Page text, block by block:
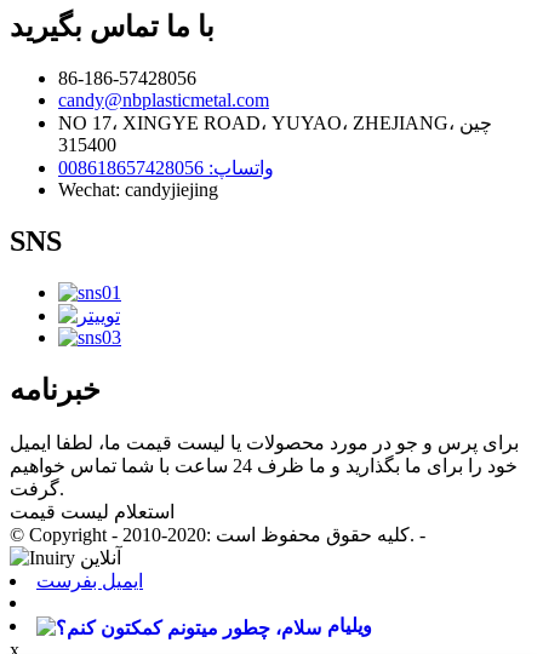
با ما تماس بگیرید
86-186-57428056
candy@nbplasticmetal.com
NO 17، XINGYE ROAD، YUYAO، ZHEJIANG، چین
315400
واتساپ: 008618657428056
Wechat: candyjiejing
SNS
خبرنامه
برای پرس و جو در مورد محصولات یا لیست قیمت ما، لطفا ایمیل
خود را برای ما بگذارید و ما ظرف 24 ساعت با شما تماس خواهیم
گرفت.
استعلام لیست قیمت
© Copyright - 2010-2020: کلیه حقوق محفوظ است. -
ایمیل بفرست
ویلیام
x